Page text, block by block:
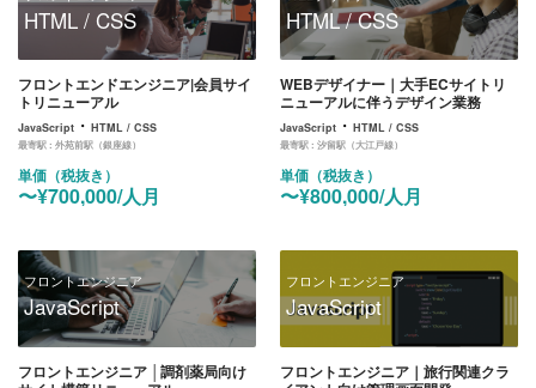
HTML / CSS
フロントエンドエンジニア|会員サイ
トリニューアル
JavaScript ・ HTML / CSS
最寄駅 : 外苑前駅（銀座線）
単価（税抜き）
〜¥700,000/人月
HTML / CSS
WEBデザイナー｜大手ECサイトリ
ニューアルに伴うデザイン業務
JavaScript ・HTML / CSS
最寄駅 :汐留駅（大江戸線）
単価（税抜き）
〜¥800,000/人月
フロントエンジニア
JavaScript
フロントエンジニア │調剤薬局向け
フロントエンジニア
JavaScript
フロントエンジニア｜旅行関連クラ